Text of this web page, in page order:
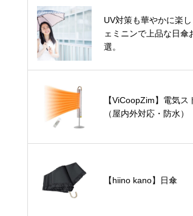
UV対策も華やかに楽
ェミニンで上品な日傘
選。
【ViCoopZim】電気ス
（屋内外対応・防水）
【hiino kano】日傘